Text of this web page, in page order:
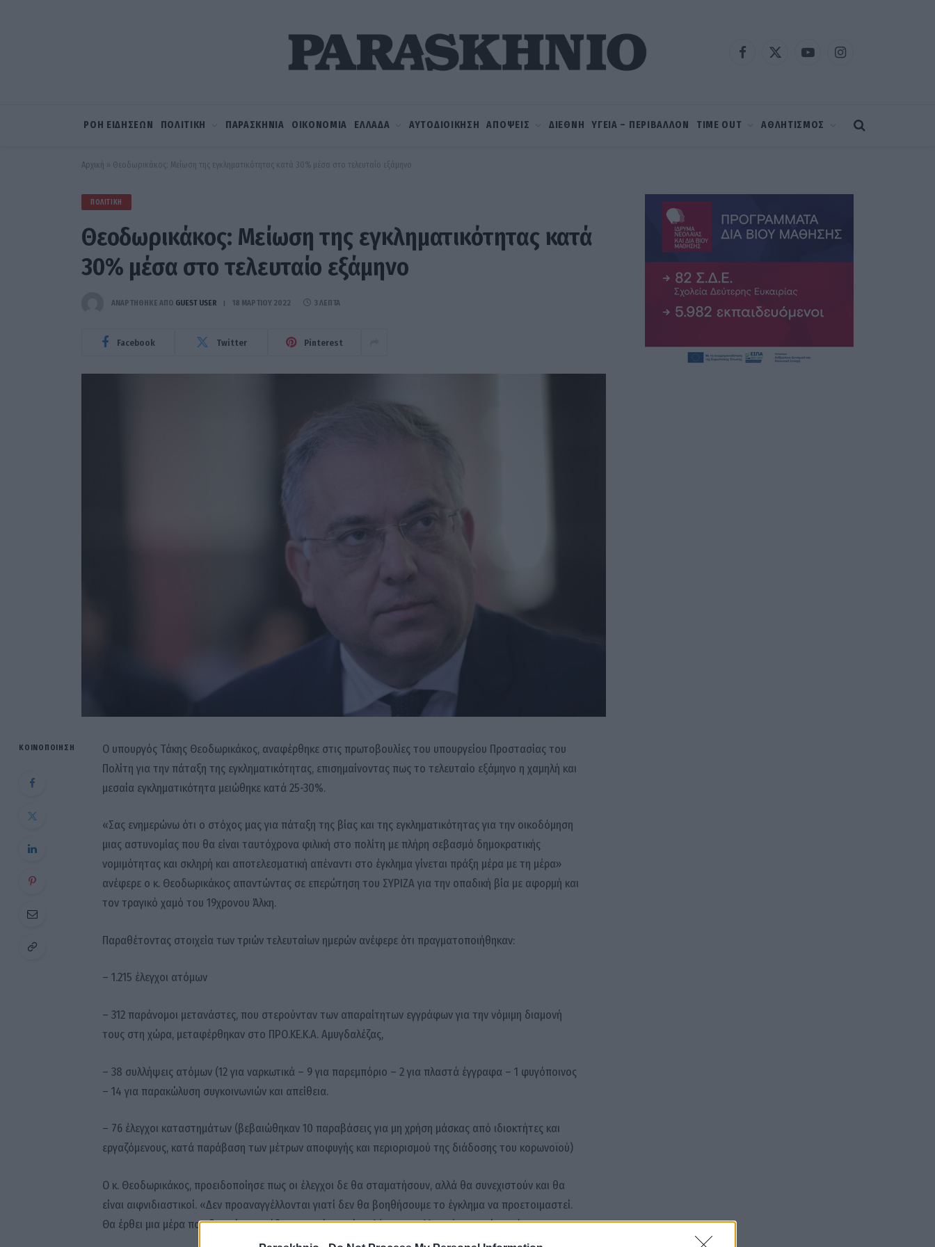
Facebook
X
YouTubeInstagram
ΡΟΗ ΕΙΔΗΣΕΩΝ ΠΟΛΙΤΙΚΗ ΠΑΡΑΣΚΗΝΙΑ ΟΙΚΟΝΟΜΙΑ ΕΛΛΑΔΑ ΑΥΤΟΔΙΟΙΚΗΣΗ ΑΠΟΨΕΙΣ ΔΙΕΘΝΗ ΥΓΕΙΑ – ΠΕΡΙΒΑΛΛΟΝ TIME OUT ΑΘΛΗΤΙΣΜΟΣ
Αρχική » Θεοδωρικάκος: Μείωση της εγκληματικότητας κατά 30% μέσα στο τελευταίο εξάμηνο
ΠΟΛΙΤΙΚΉ
Θεοδωρικάκος: Μείωση της εγκληματικότητας κατά
30% μέσα στο τελευταίο εξάμηνο
ΑΝΑΡΤΗΘΗΚΕ ΑΠΟ GUEST USER 18 ΜΑΡΤΊΟΥ 2022 3 ΛΕΠΤΆ
Facebook Twitter Pinterest
ΚΟΙΝΟΠΟΊΗΣΗ
Ο υπουργός Τάκης Θεοδωρικάκος, αναφέρθηκε στις πρωτοβουλίες του υπουργείου Προστασίας του
Πολίτη για την πάταξη της εγκληματικότητας, επισημαίνοντας πως το τελευταίο εξάμηνο η χαμηλή και
μεσαία εγκληματικότητα μειώθηκε κατά 25-30%.
«Σας ενημερώνω ότι ο στόχος μας για πάταξη της βίας και της εγκληματικότητας για την οικοδόμηση
μιας αστυνομίας που θα είναι ταυτόχρονα φιλική στο πολίτη με πλήρη σεβασμό δημοκρατικής
νομιμότητας και σκληρή και αποτελεσματική απέναντι στο έγκλημα γίνεται πράξη μέρα με τη μέρα»
ανέφερε ο κ. Θεοδωρικάκος απαντώντας σε επερώτηση του ΣΥΡΙΖΑ για την οπαδική βία με αφορμή και
τον τραγικό χαμό του 19χρονου Άλκη.
Παραθέτοντας στοιχεία των τριών τελευταίων ημερών ανέφερε ότι πραγματοποιήθηκαν:
– 1.215 έλεγχοι ατόμων
– 312 παράνομοι μετανάστες, που στερούνταν των απαραίτητων εγγράφων για την νόμιμη διαμονή
τους στη χώρα, μεταφέρθηκαν στο ΠΡΟ.ΚΕ.Κ.Α. Αμυγδαλέζας,
– 38 συλλήψεις ατόμων (12 για ναρκωτικά – 9 για παρεμπόριο – 2 για πλαστά έγγραφα – 1 φυγόποινος
– 14 για παρακώλυση συγκοινωνιών και απείθεια.
– 76 έλεγχοι καταστημάτων (βεβαιώθηκαν 10 παραβάσεις για μη χρήση μάσκας από ιδιοκτήτες και
εργαζόμενους, κατά παράβαση των μέτρων αποφυγής και περιορισμού της διάδοσης του κορωνοϊού)
Ο κ. Θεοδωρικάκος, προειδοποίησε πως οι έλεγχοι δε θα σταματήσουν, αλλά θα συνεχιστούν και θα
είναι αιφνιδιαστικοί. «Δεν προαναγγέλλονται γιατί δεν θα βοηθήσουμε το έγκλημα να προετοιμαστεί.
Θα έρθει μια μέρα που θα πείτε μπράβο και εσείς γιατί το λέει και η ελληνική κοινωνία», τόνισε.